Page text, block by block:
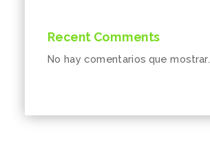
Recent Comments
No hay comentarios que mostrar.